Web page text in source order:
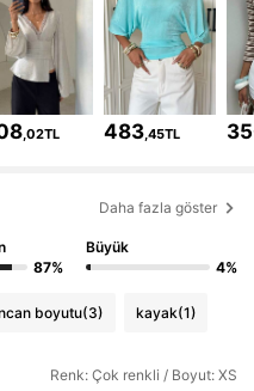
,02TL 483,45TL
Daha fazla göster
87%
Büyük
4%
boyutu(3) kayak(1)
Renk: Çok renkli / Boyut: XS